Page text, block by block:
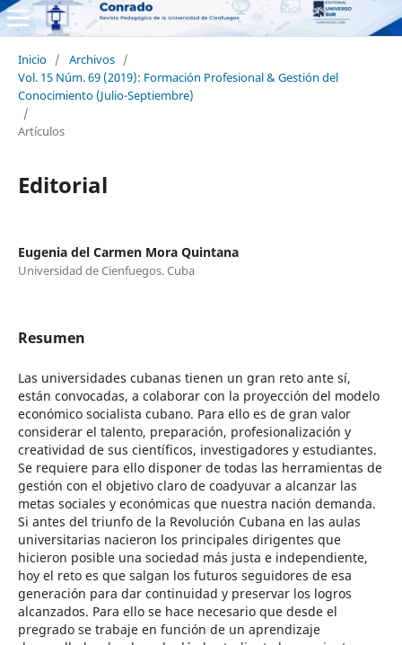
Inicio / Archivos /
Vol. 15 Núm. 69 (2019): Formación Profesional & Gestión del
Conocimiento (Julio-Septiembre)
/
Artículos
Editorial
Eugenia del Carmen Mora Quintana
Universidad de Cienfuegos. Cuba
Resumen
Las universidades cubanas tienen un gran reto ante sí,
están convocadas, a colaborar con la proyección del modelo
económico socialista cubano. Para ello es de gran valor
considerar el talento, preparación, profesionalización y
creatividad de sus científicos, investigadores y estudiantes.
Se requiere para ello disponer de todas las herramientas de
gestión con el objetivo claro de coadyuvar a alcanzar las
metas sociales y económicas que nuestra nación demanda.
Si antes del triunfo de la Revolución Cubana en las aulas
universitarias nacieron los principales dirigentes que
hicieron posible una sociedad más justa e independiente,
hoy el reto es que salgan los futuros seguidores de esa
generación para dar continuidad y preservar los logros
alcanzados. Para ello se hace necesario que desde el
pregrado se trabaje en función de un aprendizaje